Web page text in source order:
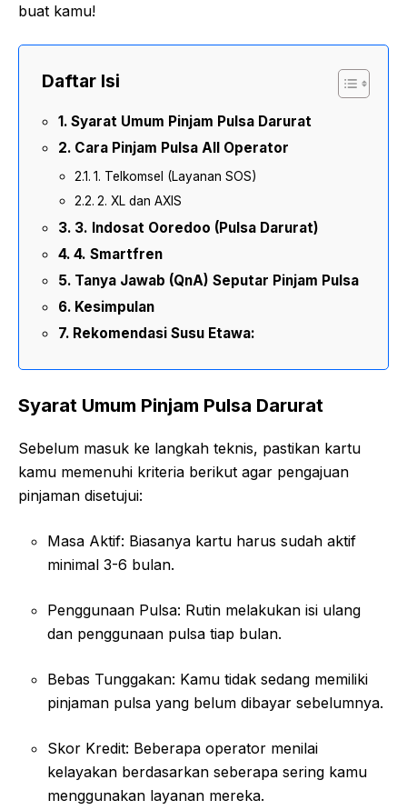
buat kamu!
Daftar Isi
Syarat Umum Pinjam Pulsa Darurat
Cara Pinjam Pulsa All Operator
1. Telkomsel (Layanan SOS)
2. XL dan AXIS
3. Indosat Ooredoo (Pulsa Darurat)
4. Smartfren
Tanya Jawab (QnA) Seputar Pinjam Pulsa
Kesimpulan
Rekomendasi Susu Etawa:
Syarat Umum Pinjam Pulsa Darurat
Sebelum masuk ke langkah teknis, pastikan kartu
kamu memenuhi kriteria berikut agar pengajuan
pinjaman disetujui:
Masa Aktif: Biasanya kartu harus sudah aktif
minimal 3-6 bulan.
Penggunaan Pulsa: Rutin melakukan isi ulang
dan penggunaan pulsa tiap bulan.
Bebas Tunggakan: Kamu tidak sedang memiliki
pinjaman pulsa yang belum dibayar sebelumnya.
Skor Kredit: Beberapa operator menilai
kelayakan berdasarkan seberapa sering kamu
menggunakan layanan mereka.